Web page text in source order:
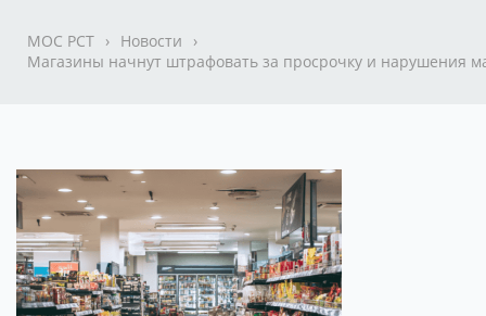
МОС РСТ › Новости
›
Магазины начнут штрафовать за просрочку и нарушения